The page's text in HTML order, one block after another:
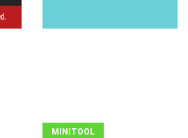
MINITOOL